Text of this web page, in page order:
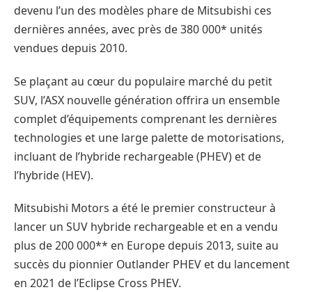
devenu l’un des modèles phare de Mitsubishi ces
dernières années, avec près de 380 000* unités
vendues depuis 2010.
Se plaçant au cœur du populaire marché du petit
SUV, l’ASX nouvelle génération offrira un ensemble
complet d’équipements comprenant les dernières
technologies et une large palette de motorisations,
incluant de l’hybride rechargeable (PHEV) et de
l’hybride (HEV).
Mitsubishi Motors a été le premier constructeur à
lancer un SUV hybride rechargeable et en a vendu
plus de 200 000** en Europe depuis 2013, suite au
succès du pionnier Outlander PHEV et du lancement
en 2021 de l’Eclipse Cross PHEV.